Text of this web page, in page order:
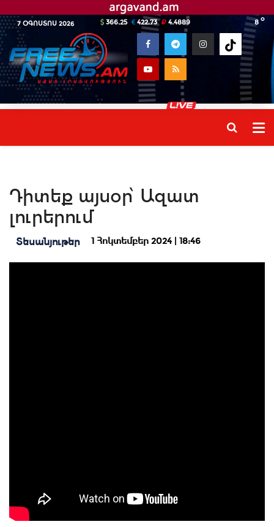
7 ՕԳՈՍՏՈՍ 2026 8 o
366.25 422.73 4.4889
Դիտեք այսօր՝ Ազատ
լուրերում
Տեսանյութեր 1 Հոկտեմբեր 2024 | 18:46